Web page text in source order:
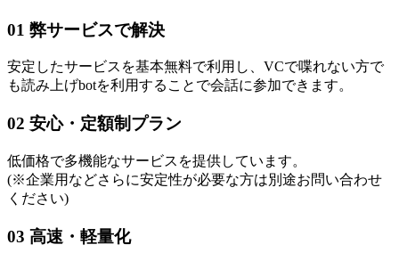
01 弊サービスで解決
安定したサービスを基本無料で利用し、VCで喋れない方で
も読み上げbotを利用することで会話に参加できます。
02 安心・定額制プラン
低価格で多機能なサービスを提供しています。
(※企業用などさらに安定性が必要な方は別途お問い合わせ
ください)
03 高速・軽量化